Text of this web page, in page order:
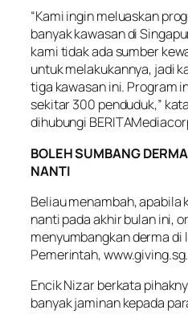
“Kami ingin meluaskan
banyak kawasan di
kami tidak ada sumber
untuk melakukannya, jadi
tiga kawasan ini. Program
sekitar 300 penduduk,”
dihubungi
BOLEH SUMBANG
NANTI
Beliau menambah,
nanti pada akhir bulan ini,
menyumbangkan derma di
Pemerintah, www.giving.sg.
Encik Nizar berkata
banyak jaminan kepada